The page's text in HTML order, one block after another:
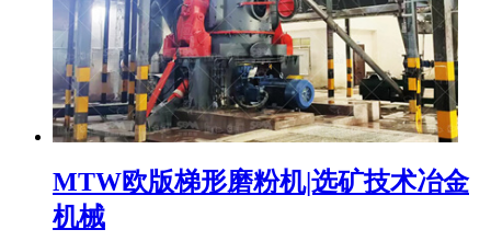
MTW欧版梯形磨粉机|选矿技术冶金
机械